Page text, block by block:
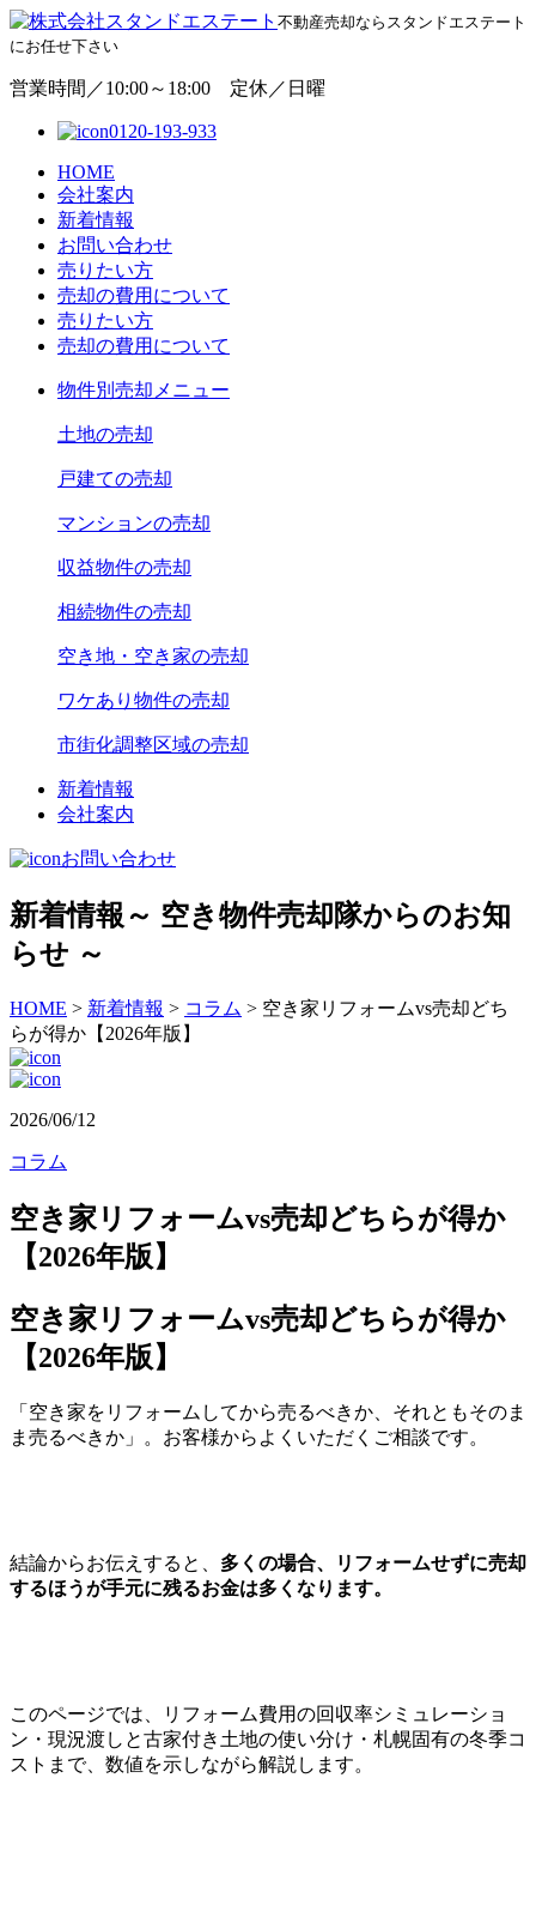
不動産売却ならスタンドエステート
にお任せ下さい
営業時間／10:00～18:00 定休／日曜
0120-193-933
HOME
会社案内
新着情報
お問い合わせ
売りたい方
売却の費用について
売りたい方
売却の費用について
物件別売却メニュー
土地の売却
戸建ての売却
マンションの売却
収益物件の売却
相続物件の売却
空き地・空き家の売却
ワケあり物件の売却
市街化調整区域の売却
新着情報
会社案内
お問い合わせ
新着情報 ～ 空き物件売却隊からのお知
らせ ～
HOME > 新着情報 > コラム > 空き家リフォームvs売却どち
らが得か【2026年版】
2026/06/12
コラム
空き家リフォームvs売却どちらが得か
【2026年版】
空き家リフォームvs売却どちらが得か
【2026年版】
「空き家をリフォームしてから売るべきか、それともそのま
ま売るべきか」。お客様からよくいただくご相談です。
結論からお伝えすると、 多くの場合、リフォームせずに売却
するほうが手元に残るお金は多くなります。
このページでは、リフォーム費用の回収率シミュレーショ
ン・現況渡しと古家付き土地の使い分け・札幌固有の冬季コ
ストまで、数値を示しながら解説します。